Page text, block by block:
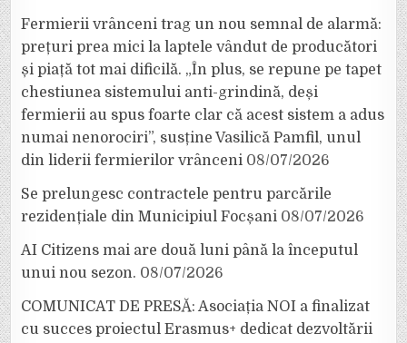
Fermierii vrânceni trag un nou semnal de alarmă:
prețuri prea mici la laptele vândut de producători
și piață tot mai dificilă. „În plus, se repune pe tapet
chestiunea sistemului anti-grindină, deși
fermierii au spus foarte clar că acest sistem a adus
numai nenorociri”, susține Vasilică Pamfil, unul
din liderii fermierilor vrânceni 08/07/2026
Se prelungesc contractele pentru parcările
rezidențiale din Municipiul Focșani 08/07/2026
AI Citizens mai are două luni până la începutul
unui nou sezon. 08/07/2026
COMUNICAT DE PRESĂ: Asociația NOI a finalizat
cu succes proiectul Erasmus+ dedicat dezvoltării